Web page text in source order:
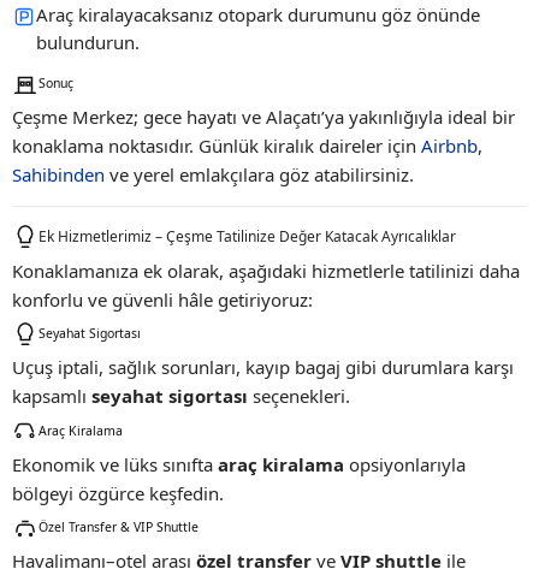
Araç kiralayacaksanız otopark durumunu göz önünde
bulundurun.
Sonuç
Çeşme Merkez; gece hayatı ve Alaçatı’ya yakınlığıyla ideal bir
konaklama noktasıdır. Günlük kiralık daireler için Airbnb,
Sahibinden ve yerel emlakçılara göz atabilirsiniz.
Ek Hizmetlerimiz – Çeşme Tatilinize Değer Katacak Ayrıcalıklar
Konaklamanıza ek olarak, aşağıdaki hizmetlerle tatilinizi daha
konforlu ve güvenli hâle getiriyoruz:
Seyahat Sigortası
Uçuş iptali, sağlık sorunları, kayıp bagaj gibi durumlara karşı
kapsamlı seyahat sigortası seçenekleri.
Araç Kiralama
Ekonomik ve lüks sınıfta araç kiralama opsiyonlarıyla
bölgeyi özgürce keşfedin.
Özel Transfer & VIP Shuttle
Havalimanı–otel arası özel transfer ve VIP shuttle ile